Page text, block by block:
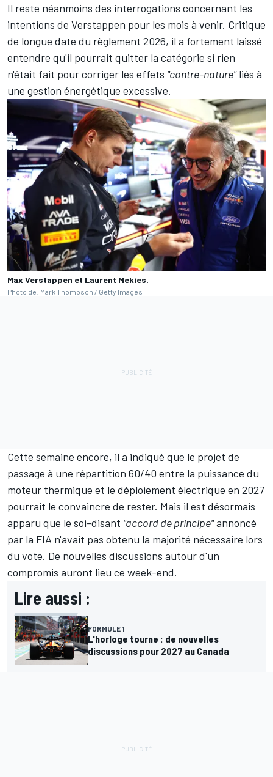
Il reste néanmoins des interrogations concernant les
intentions de Verstappen pour les mois à venir. Critique
de longue date du règlement 2026, il a fortement laissé
entendre qu'il pourrait quitter la catégorie si rien
n'était fait pour corriger les effets "contre-nature"liés à
une gestion énergétique excessive.
Max Verstappen et Laurent Mekies.
Photo de: Mark Thompson / Getty Images
Cette semaine encore, il a indiqué que le projet de
passage à une répartition 60/40 entre la puissance du
moteur thermique et le déploiement électrique en 2027
pourrait le convaincre de rester. Mais il est désormais
apparu que le soi-disant "accord de principe"annoncé
par la FIA n'avait pas obtenu la majorité nécessaire lors
du vote. De nouvelles discussions autour d'un
compromis auront lieu ce week-end.
Lire aussi :
FORMULE 1
L'horloge tourne : de nouvelles
discussions pour 2027 au Canada